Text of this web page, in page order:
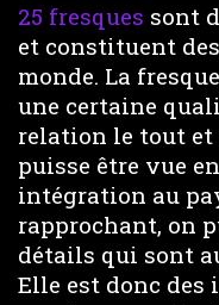
25 fresques sont
et constituent
monde. La
une certaine
relation le tout et
puisse être vue
intégration au
rapprochant, on
détails qui sont
Elle est donc des